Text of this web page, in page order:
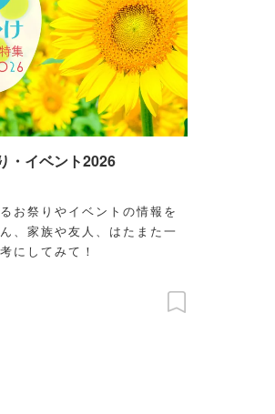
・イベント2026
お祭りやイベントの情報を
、家族や友人、はたまた一
にしてみて！